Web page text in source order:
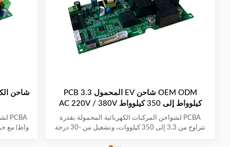
OEM ODM شاحن EV المحمول PCB 3.3
كيلوواط إلى 350 كيلوواط AC 220V / 380V
PCBA لشواحن المركبات الكهربائية المحمولة بقدرة
تتراوح من 3.3 إلى 350 كيلووات، وتشغيل من -30 درجة